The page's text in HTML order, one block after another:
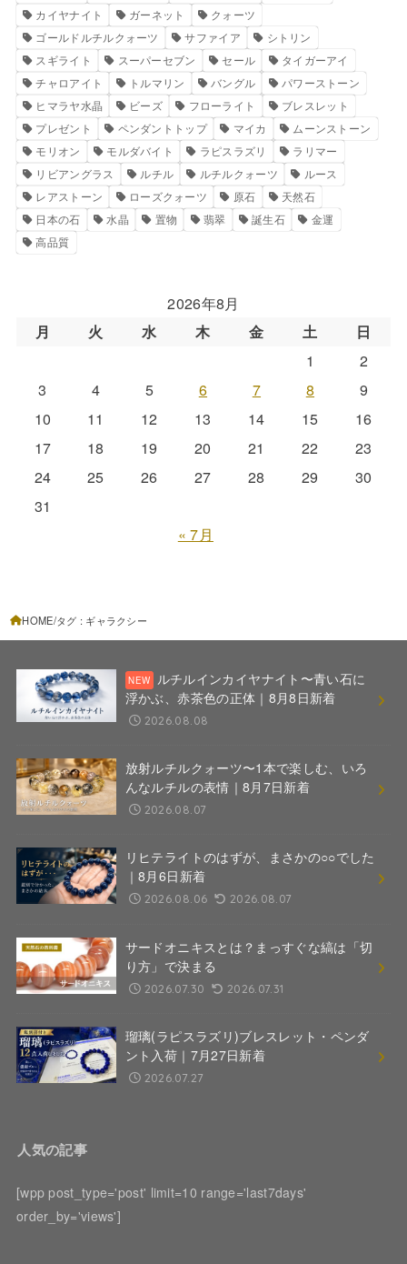
カイヤナイト
ガーネット
クォーツ
ゴールドルチルクォーツ
サファイア
シトリン
スギライト
スーパーセブン セール
タイガーアイ
チャロアイト
トルマリン バングル
パワーストーン
ヒマラヤ水晶
ビーズ フローライト
ブレスレット
プレゼント
ペンダントトップ マイカ
ムーンストーン
モリオン
モルダバイト ラピスラズリ
ラリマー
リビアングラス
ルチル ルチルクォーツ
ルース
レアストーン
ローズクォーツ 原石
天然石
日本の石
水晶 置物 翡翠 誕生石
金運
高品質
2026年8月
月
火 水 木 金 土
日
1
2
3
4 5 6 7 8
9
10
11 12 13 14 15
16
17
18 19 20 21 22
23
24
25 26 27 28 29
30
31
« 7月
HOME タグ : ギャラクシー
ルチルインカイヤナイト〜青い石に
浮かぶ、赤茶色の正体｜8月8日新着
2026.08.08
放射ルチルクォーツ〜1本で楽しむ、いろ
んなルチルの表情｜8月7日新着
2026.08.07
リヒテライトのはずが、まさかの○○でした
｜8月6日新着
2026.08.06 2026.08.07
サードオニキスとは？まっすぐな縞は「切
り方」で決まる
2026.07.30 2026.07.31
瑠璃(ラピスラズリ)ブレスレット・ペンダ
ント入荷｜7月27日新着
2026.07.27
人気の記事
[wpp post_type='post' limit=10 range='last7days'
order_by='views']